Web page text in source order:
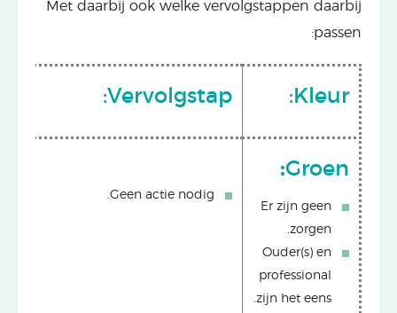
Met daarbij ook welke vervolgstappen daarbij
passen:
Kleur:
Vervolgstap:
Groen
:
Er zijn geen
zorgen.
Ouder(s) en
professional
zijn het eens.
Geen actie nodig.